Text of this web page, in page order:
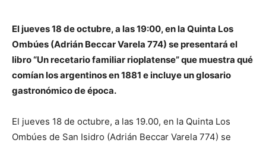
El jueves 18 de octubre, a las 19:00, en la Quinta Los
Ombúes (Adrián Beccar Varela 774) se presentará el
libro “Un recetario familiar rioplatense” que muestra qué
comían los argentinos en 1881 e incluye un glosario
gastronómico de época.
El jueves 18 de octubre, a las 19.00, en la Quinta Los
Ombúes de San Isidro (Adrián Beccar Varela 774) se